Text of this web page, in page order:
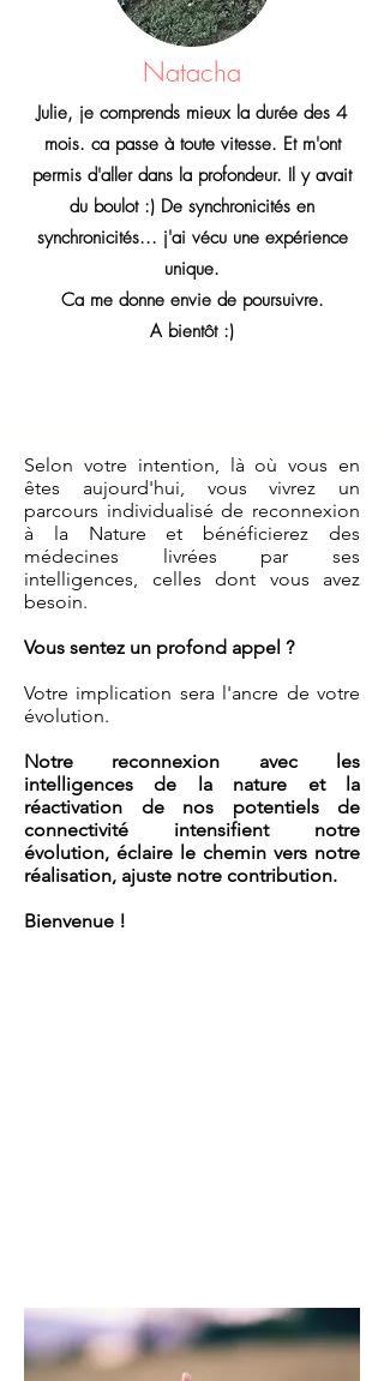
Natacha
Julie, je comprends mieux la durée des 4
mois. ca passe à toute vitesse. Et m'ont
permis d'aller dans la profondeur. Il y avait
du boulot :) De synchronicités en
synchronicités... j'ai vécu une expérience
unique.
Ca me donne envie de poursuivre.
A bientôt :)
Selon votre intention, là où vous en
êtes aujourd'hui, vous vivrez un
parcours individualisé de reconnexion
à la Nature et bénéficierez des
médecines livrées par ses
intelligences, celles dont vous avez
besoin.
Vous sentez un profond appel ?
Votre implication sera l'ancre de votre
évolution.
Notre reconnexion avec les
intelligences de la nature et la
réactivation de nos potentiels de
connectivité intensifient notre
évolution, éclaire le chemin vers notre
réalisation, ajuste notre contribution.
Bienvenue !